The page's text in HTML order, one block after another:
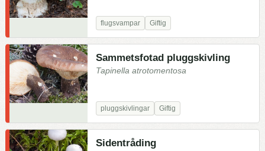
flugsvampar Giftig
Sammetsfotad pluggskivling
Tapinella atrotomentosa
pluggskivlingar Giftig
Sidentråding